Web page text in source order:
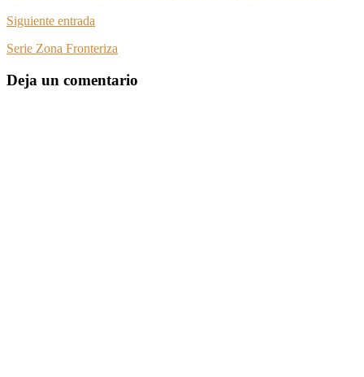
Siguiente entrada
Serie Zona Fronteriza
Deja un comentario